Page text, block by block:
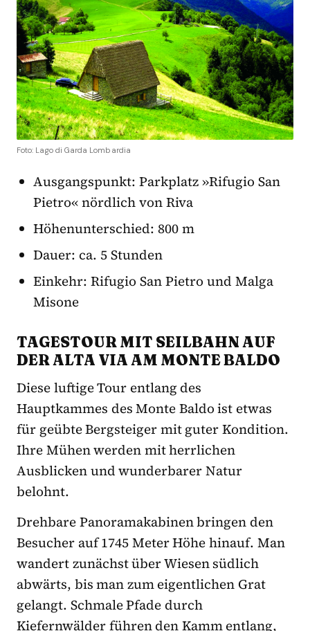
Foto: Lago di Garda Lombardia
Ausgangspunkt: Parkplatz »Rifugio San
Pietro« nördlich von Riva
Höhenunterschied: 800 m
Dauer: ca. 5 Stunden
Einkehr: Rifugio San Pietro und Malga
Misone
TAGESTOUR MIT SEILBAHN AUF
DER ALTA VIA AM MONTE BALDO
Diese luftige Tour entlang des
Hauptkammes des Monte Baldo ist etwas
für geübte Bergsteiger mit guter Kondition.
Ihre Mühen werden mit herrlichen
Ausblicken und wunderbarer Natur
belohnt.
Drehbare Panoramakabinen bringen den
Besucher auf 1745 Meter Höhe hinauf. Man
wandert zunächst über Wiesen südlich
abwärts, bis man zum eigentlichen Grat
gelangt. Schmale Pfade durch
Kiefernwälder führen den Kamm entlang,